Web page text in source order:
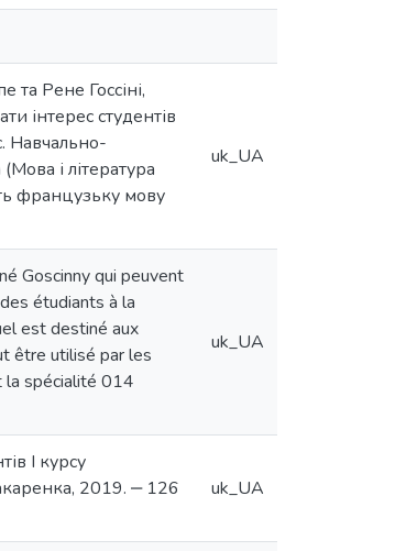
Рене Госсіні,
інтерес студентів
Навчально-
і література
французьку мову
uk_UA
Goscinny qui peuvent
étudiants à la
est destiné aux
être utilisé par les
la spécialité 014
uk_UA
І курсу
2019. ‒ 126
uk_UA